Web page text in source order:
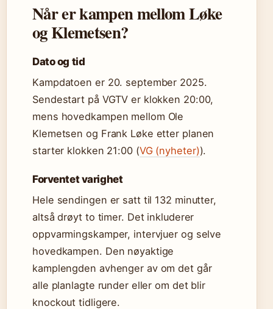
Når er kampen mellom Løke
og Klemetsen?
Dato og tid
Kampdatoen er 20. september 2025.
Sendestart på VGTV er klokken 20:00,
mens hovedkampen mellom Ole
Klemetsen og Frank Løke etter planen
starter klokken 21:00 (VG (nyheter)).
Forventet varighet
Hele sendingen er satt til 132 minutter,
altså drøyt to timer. Det inkluderer
oppvarmingskamper, intervjuer og selve
hovedkampen. Den nøyaktige
kamplengden avhenger av om det går
alle planlagte runder eller om det blir
knockout tidligere.